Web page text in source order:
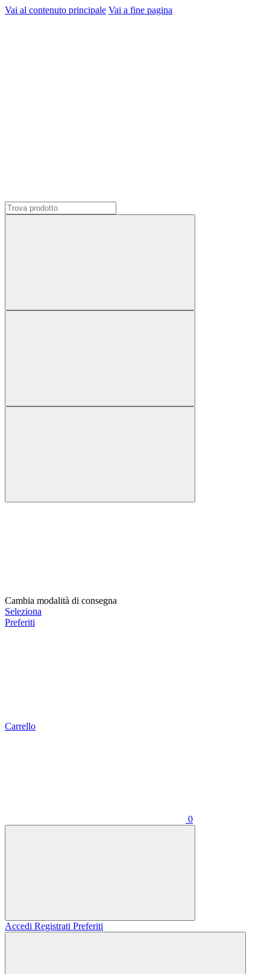
Vai al contenuto principale Vai a fine pagina
Cambia modalità di consegna
Seleziona
Preferiti
Carrello
0
Accedi Registrati Preferiti